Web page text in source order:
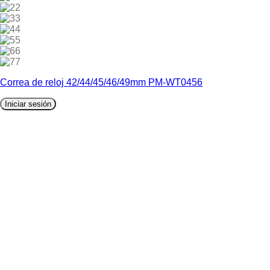
2
3
4
5
6
7
Correa de reloj 42/44/45/46/49mm PM-WT0456
Iniciar sesión